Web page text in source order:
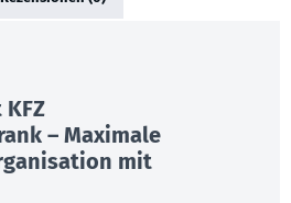
KFZ
– Maximale
mit